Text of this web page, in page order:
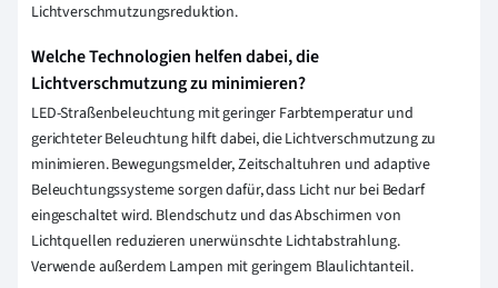
Lichtverschmutzungsreduktion.
Welche Technologien helfen dabei, die
Lichtverschmutzung zu minimieren?
LED-Straßenbeleuchtung mit geringer Farbtemperatur und
gerichteter Beleuchtung hilft dabei, die Lichtverschmutzung zu
minimieren. Bewegungsmelder, Zeitschaltuhren und adaptive
Beleuchtungssysteme sorgen dafür, dass Licht nur bei Bedarf
eingeschaltet wird. Blendschutz und das Abschirmen von
Lichtquellen reduzieren unerwünschte Lichtabstrahlung.
Verwende außerdem Lampen mit geringem Blaulichtanteil.